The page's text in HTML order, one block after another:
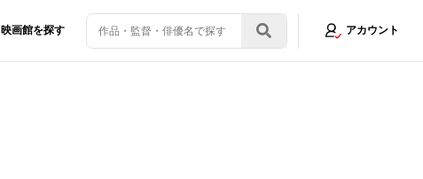
映画館を探す アカウント